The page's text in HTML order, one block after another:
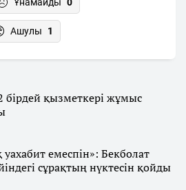
Ұнамайды 0
Ашулы 1
бірдей қызметкері жұмыс
емеспін»: Бекболат
сұрақтың нүктесін қойды